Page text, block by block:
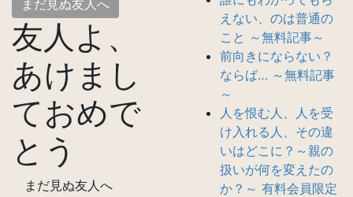
まだ見ぬ友人へ
友人よ、
あけまし
ておめで
とう
まだ見ぬ友人へ
えない、のは普通の
こと ～無料記事～
前向きにならない？
ならば… ～無料記事
～
人を恨む人、人を受
け入れる人、その違
いはどこに？～親の
扱いが何を変えたの
か？～ 有料会員限定